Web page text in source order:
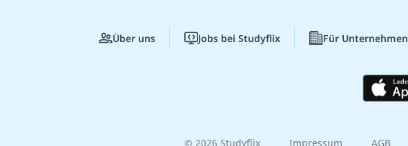
Über uns Jobs bei Studyflix Für Unternehmen
© 2026 Studyflix Impressum AGB